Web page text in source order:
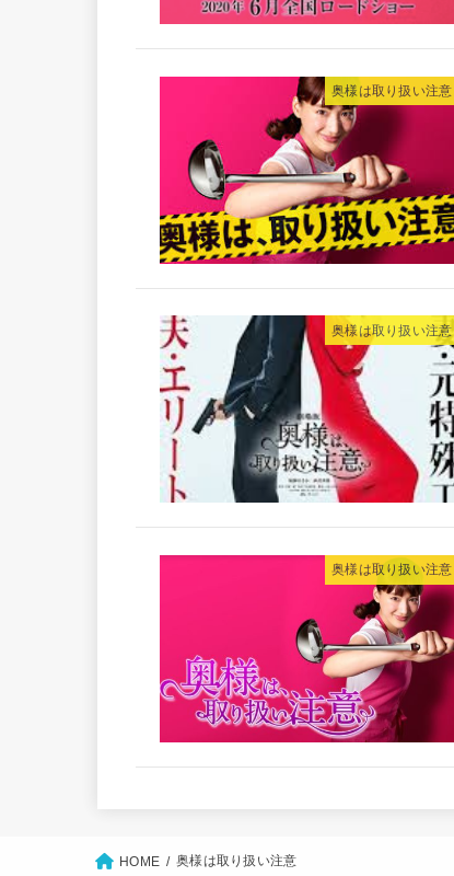
奥様は取り扱い注意
奥様は取り扱い注意
奥様は取り扱い注意
HOME 奥様は取り扱い注意